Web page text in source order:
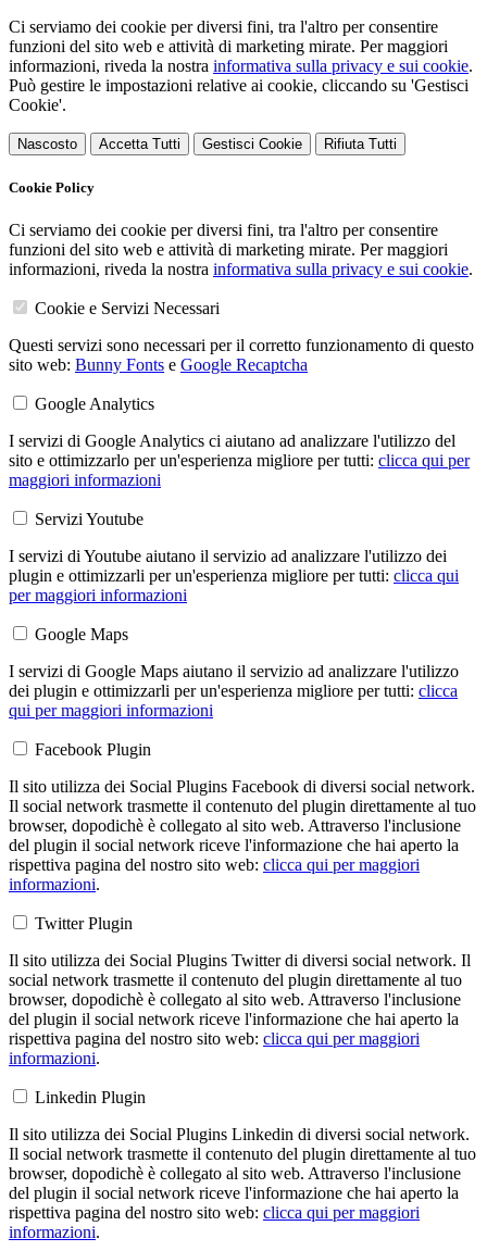
Ci serviamo dei cookie per diversi fini, tra l'altro per consentire
funzioni del sito web e attività di marketing mirate. Per maggiori
informazioni, riveda la nostra informativa sulla privacy e sui cookie.
Può gestire le impostazioni relative ai cookie, cliccando su 'Gestisci
Cookie'.
Nascosto Accetta Tutti Gestisci Cookie Rifiuta Tutti
Cookie Policy
Ci serviamo dei cookie per diversi fini, tra l'altro per consentire
funzioni del sito web e attività di marketing mirate. Per maggiori
informazioni, riveda la nostra informativa sulla privacy e sui cookie.
Cookie e Servizi Necessari
Questi servizi sono necessari per il corretto funzionamento di questo
sito web: Bunny Fonts e Google Recaptcha
Google Analytics
I servizi di Google Analytics ci aiutano ad analizzare l'utilizzo del
sito e ottimizzarlo per un'esperienza migliore per tutti: clicca qui per
maggiori informazioni
Servizi Youtube
I servizi di Youtube aiutano il servizio ad analizzare l'utilizzo dei
plugin e ottimizzarli per un'esperienza migliore per tutti: clicca qui
per maggiori informazioni
Google Maps
I servizi di Google Maps aiutano il servizio ad analizzare l'utilizzo
dei plugin e ottimizzarli per un'esperienza migliore per tutti: clicca
qui per maggiori informazioni
Facebook Plugin
Il sito utilizza dei Social Plugins Facebook di diversi social network.
Il social network trasmette il contenuto del plugin direttamente al tuo
browser, dopodichè è collegato al sito web. Attraverso l'inclusione
del plugin il social network riceve l'informazione che hai aperto la
rispettiva pagina del nostro sito web: clicca qui per maggiori
informazioni.
Twitter Plugin
Il sito utilizza dei Social Plugins Twitter di diversi social network. Il
social network trasmette il contenuto del plugin direttamente al tuo
browser, dopodichè è collegato al sito web. Attraverso l'inclusione
del plugin il social network riceve l'informazione che hai aperto la
rispettiva pagina del nostro sito web: clicca qui per maggiori
informazioni.
Linkedin Plugin
Il sito utilizza dei Social Plugins Linkedin di diversi social network.
Il social network trasmette il contenuto del plugin direttamente al tuo
browser, dopodichè è collegato al sito web. Attraverso l'inclusione
del plugin il social network riceve l'informazione che hai aperto la
rispettiva pagina del nostro sito web: clicca qui per maggiori
informazioni.